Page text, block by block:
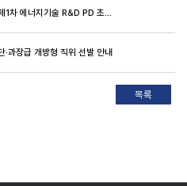
한국에너지기술평가원 ‘26년도 제1차 에너지기술 R&D PD 초빙 공고
과장급 개방형 직위 선발 안내